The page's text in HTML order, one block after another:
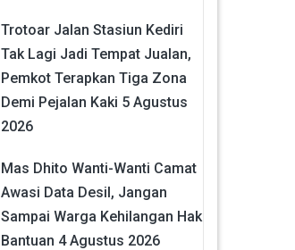
Trotoar Jalan Stasiun Kediri
Tak Lagi Jadi Tempat Jualan,
Pemkot Terapkan Tiga Zona
Demi Pejalan Kaki 5 Agustus
2026
Mas Dhito Wanti-Wanti Camat
Awasi Data Desil, Jangan
Sampai Warga Kehilangan Hak
Bantuan 4 Agustus 2026